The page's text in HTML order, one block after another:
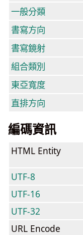
一般分類
書寫方向
書寫鏡射
組合類別
東亞寬度
直排方向
編碼資訊
HTML Entity
UTF-8
UTF-16
UTF-32
URL Encode